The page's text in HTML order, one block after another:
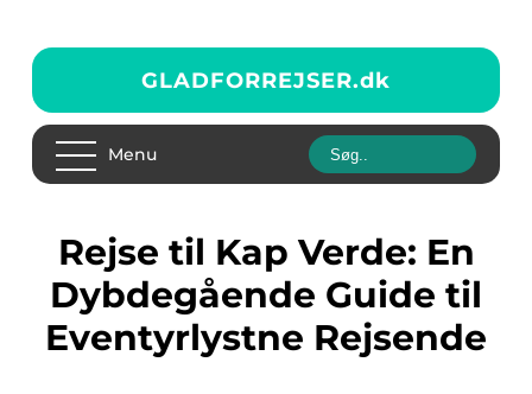
GLADFORREJSER.dk
Menu
Rejse til Kap Verde: En
Dybdegående Guide til
Eventyrlystne Rejsende